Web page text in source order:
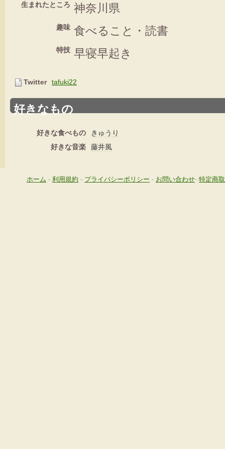
生まれたところ 神奈川県
趣味 食べること・読書
特技 早寝早起き
Twitter tafuki22
好きなもの
好きな食べもの
きゅうり
好きな音楽
藤井風
ホーム - 利用規約 - プライバシーポリシー - お問い合わせ- 特定商